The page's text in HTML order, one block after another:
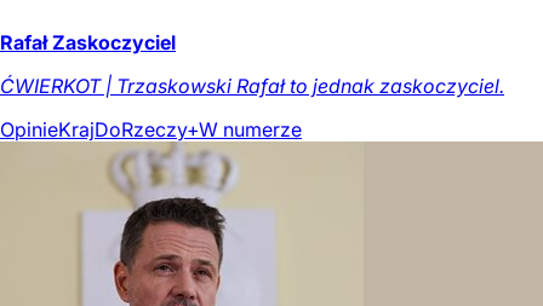
Rafał Zaskoczyciel
ĆWIERKOT | Trzaskowski Rafał to jednak zaskoczyciel.
OpinieKrajDoRzeczy+W numerze